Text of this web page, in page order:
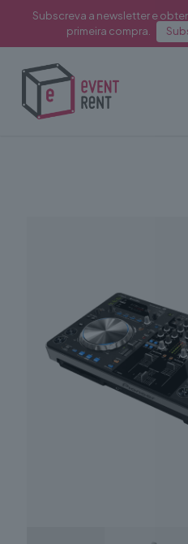
Subscreva a newsletter e
primeira compra.